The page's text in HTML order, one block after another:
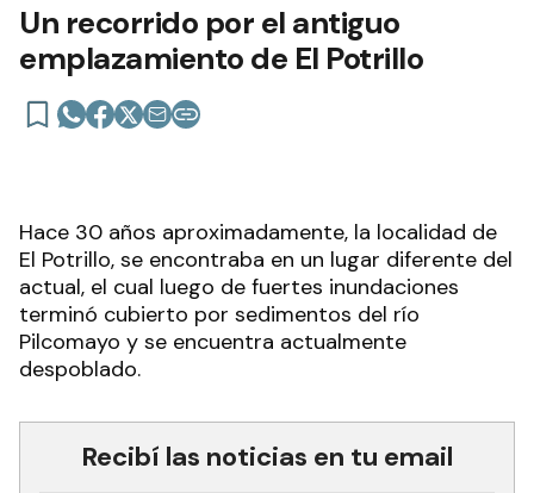
Un recorrido por el antiguo
emplazamiento de El Potrillo
Hace 30 años aproximadamente, la localidad de
El Potrillo, se encontraba en un lugar diferente del
actual, el cual luego de fuertes inundaciones
terminó cubierto por sedimentos del río
Pilcomayo y se encuentra actualmente
despoblado.
Recibí las noticias en tu email